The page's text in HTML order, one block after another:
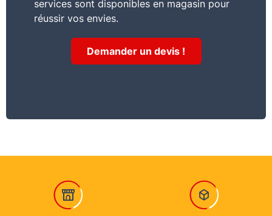
services sont disponibles en magasin pour
réussir vos envies.
Demander un devis !